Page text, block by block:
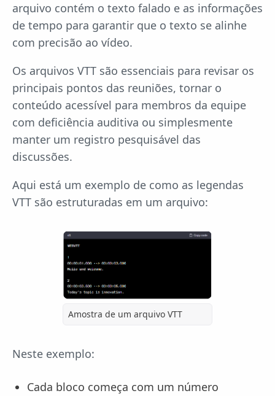
arquivo contém o texto falado e as informações
de tempo para garantir que o texto se alinhe
com precisão ao vídeo.
Os arquivos VTT são essenciais para revisar os
principais pontos das reuniões, tornar o
conteúdo acessível para membros da equipe
com deficiência auditiva ou simplesmente
manter um registro pesquisável das
discussões.
Aqui está um exemplo de como as legendas
VTT são estruturadas em um arquivo:
Amostra de um arquivo VTT
Neste exemplo:
Cada bloco começa com um número